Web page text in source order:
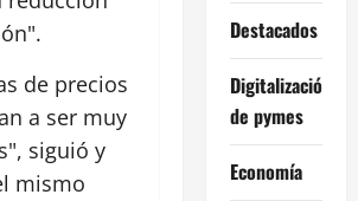
de precios
a ser muy
siguió y
mismo
Destacados
Digitalización
de pymes
Economía